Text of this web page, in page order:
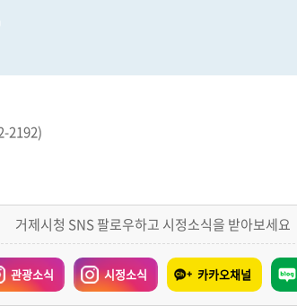
2192)
거제시청 SNS 팔로우하고 시정소식을 받아보세요
관광소식 시정소식 카카오채널